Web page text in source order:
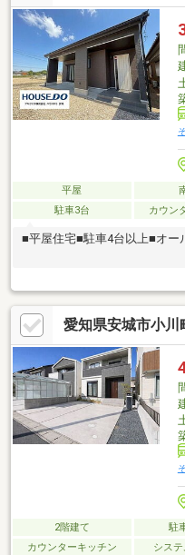
採用（長期優良住宅よりも厚
談を行っております！ あな
ローン商品をご提案いたしま
せ！
平屋
駐車3台
カウン
■平屋住宅■駐車4台以上■オー
愛知県安城市小川
2階建て 駐
カウンターキッチン
シス